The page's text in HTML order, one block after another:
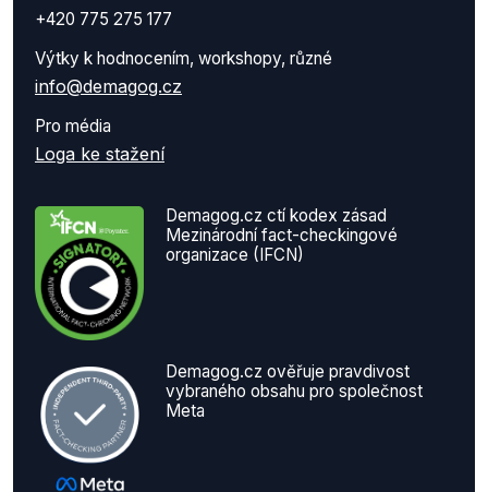
+420 775 275 177
Výtky k hodnocením, workshopy, různé
info@demagog.cz
Pro média
Loga ke stažení
Demagog.cz ctí kodex zásad
Mezinárodní fact-checkingové
organizace (IFCN)
Demagog.cz ověřuje pravdivost
vybraného obsahu pro společnost
Meta